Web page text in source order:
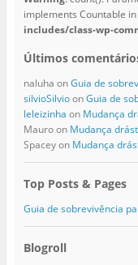
implements Countable in
includes/class-wp-
Últimos
naluha onGuia de
silvioSilvioonGuia de
leleizinha on Mudança
Mauroon Mudança
Spaceyon Mudança
Top Posts & Pages
Guia de sobrevivência
Blogroll